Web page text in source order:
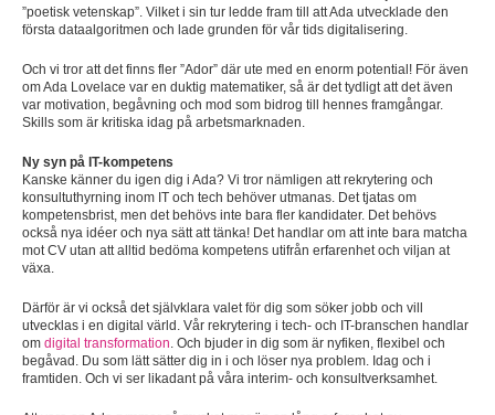
”poetisk vetenskap”. Vilket i sin tur ledde fram till att Ada utvecklade den
första dataalgoritmen och lade grunden för vår tids digitalisering.
Och vi tror att det finns fler ”Ador” där ute med en enorm potential! För även
om Ada Lovelace var en duktig matematiker, så är det tydligt att det även
var motivation, begåvning och mod som bidrog till hennes framgångar.
Skills som är kritiska idag på arbetsmarknaden.
Ny syn på IT-kompetens
Kanske känner du igen dig i Ada? Vi tror nämligen att rekrytering och
konsultuthyrning inom IT och tech behöver utmanas. Det tjatas om
kompetensbrist, men det behövs inte bara fler kandidater. Det behövs
också nya idéer och nya sätt att tänka! Det handlar om att inte bara matcha
mot CV utan att alltid bedöma kompetens utifrån erfarenhet och viljan at
växa.
Därför är vi också det självklara valet för dig som söker jobb och vill
utvecklas i en digital värld. Vår rekrytering i tech- och IT-branschen handlar
om digital transformation. Och bjuder in dig som är nyfiken, flexibel och
begåvad. Du som lätt sätter dig in i och löser nya problem. Idag och i
framtiden. Och vi ser likadant på våra interim- och konsultverksamhet.